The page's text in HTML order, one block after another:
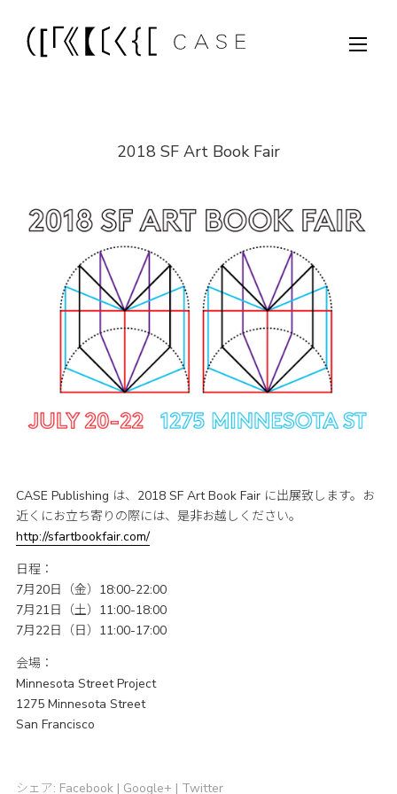
2018 SF Art Book Fair
CASE Publishing は、2018 SF Art Book Fair に出展致します。お
近くにお立ち寄りの際には、是非お越しください。
http://sfartbookfair.com/
日程：
7月20日（金）18:00-22:00
7月21日（土）11:00-18:00
7月22日（日）11:00-17:00
会場：
Minnesota Street Project
1275 Minnesota Street
San Francisco
シェア: Facebook| Google+ | Twitter